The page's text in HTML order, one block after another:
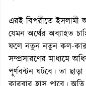
এরই বিপরীতে ইসলামী
যেমন অর্থের অব্যাহত
ফলে নতুন নতুন কল-
সম্প্রসারণের মাধ্যমে
পূর্ণবন্টন ঘটবে। তা